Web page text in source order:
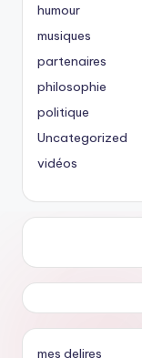
humour
musiques
partenaires
philosophie
politique
Uncategorized
vidéos
mes delires